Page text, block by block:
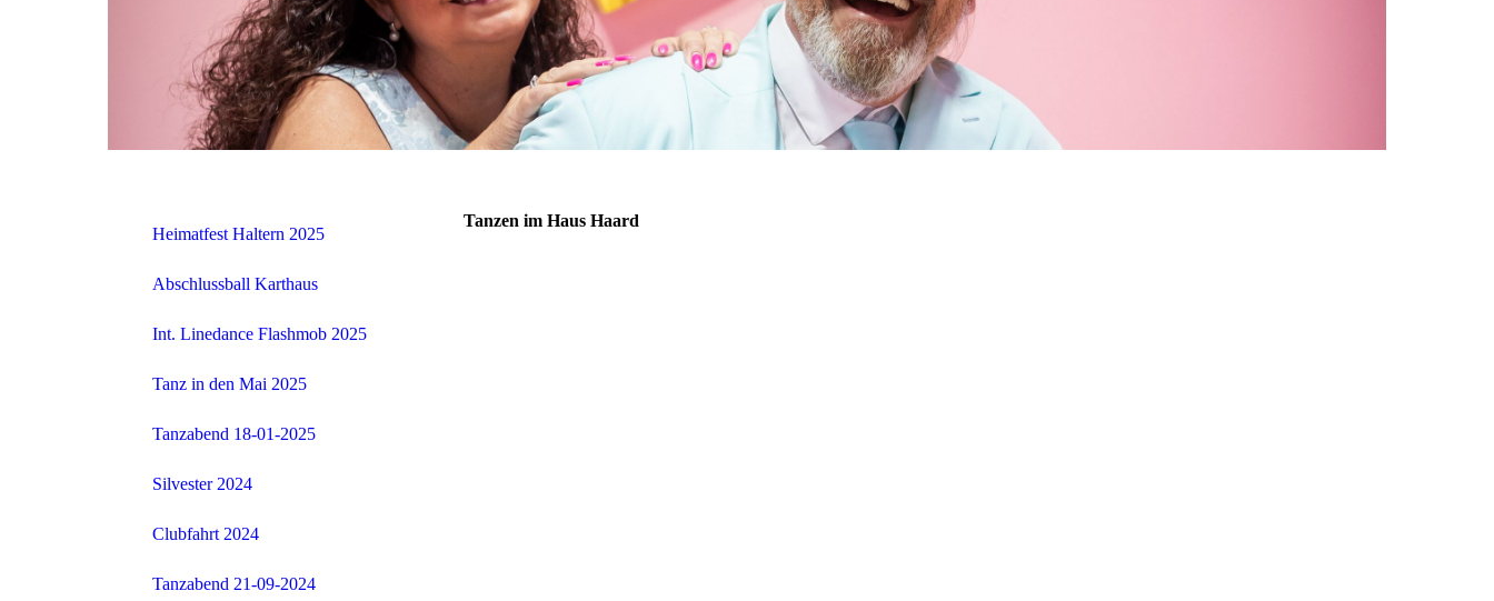
Heimatfest Haltern 2025
Abschlussball Karthaus
Int. Linedance Flashmob 2025
Tanz in den Mai 2025
Tanzabend 18-01-2025
Silvester 2024
Clubfahrt 2024
Tanzabend 21-09-2024
Tanzen im Haus Haard